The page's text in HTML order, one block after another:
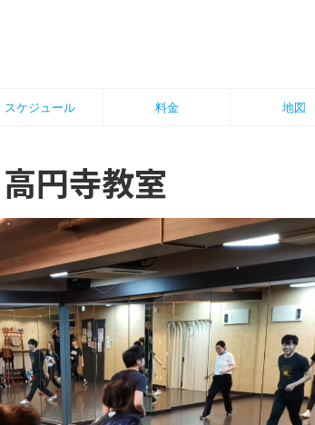
スケジュール 料金 地図
円寺教室